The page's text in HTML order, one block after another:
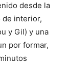
desde la
de interior,
y Gil) y una
por formar,